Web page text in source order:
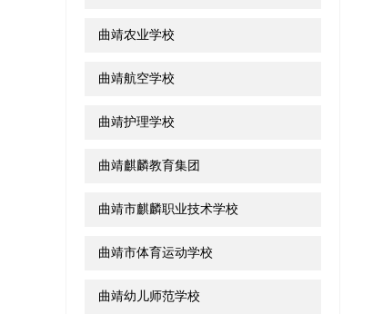
曲靖农业学校
曲靖航空学校
曲靖护理学校
曲靖麒麟教育集团
曲靖市麒麟职业技术学校
曲靖市体育运动学校
曲靖幼儿师范学校